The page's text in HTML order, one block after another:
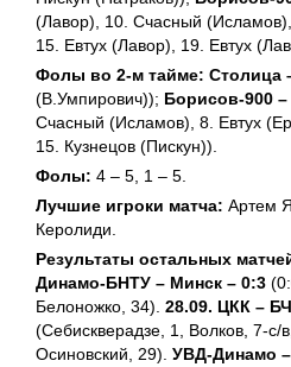
(Лавор), 10. Счасный
15. Евтух (Лавор), 19. Евтух
Фолы во 2-м тайме: Столица
(В.Умпирович)); Борисов-900 –
Счасный (Исламов), 8. Евтух
15. Кузнецов (Пискун)).
Фолы: 4 – 5, 1 – 5.
Лучшие игроки матча: Артем
Керолиди.
Результаты остальных
Динамо-БНТУ – Минск – 0:3
Белоножко, 34). 28.09. ЦКК –
(Себискверадзе, 1, Волков, 7-с/
Осиновский, 29). УВД-Динамо